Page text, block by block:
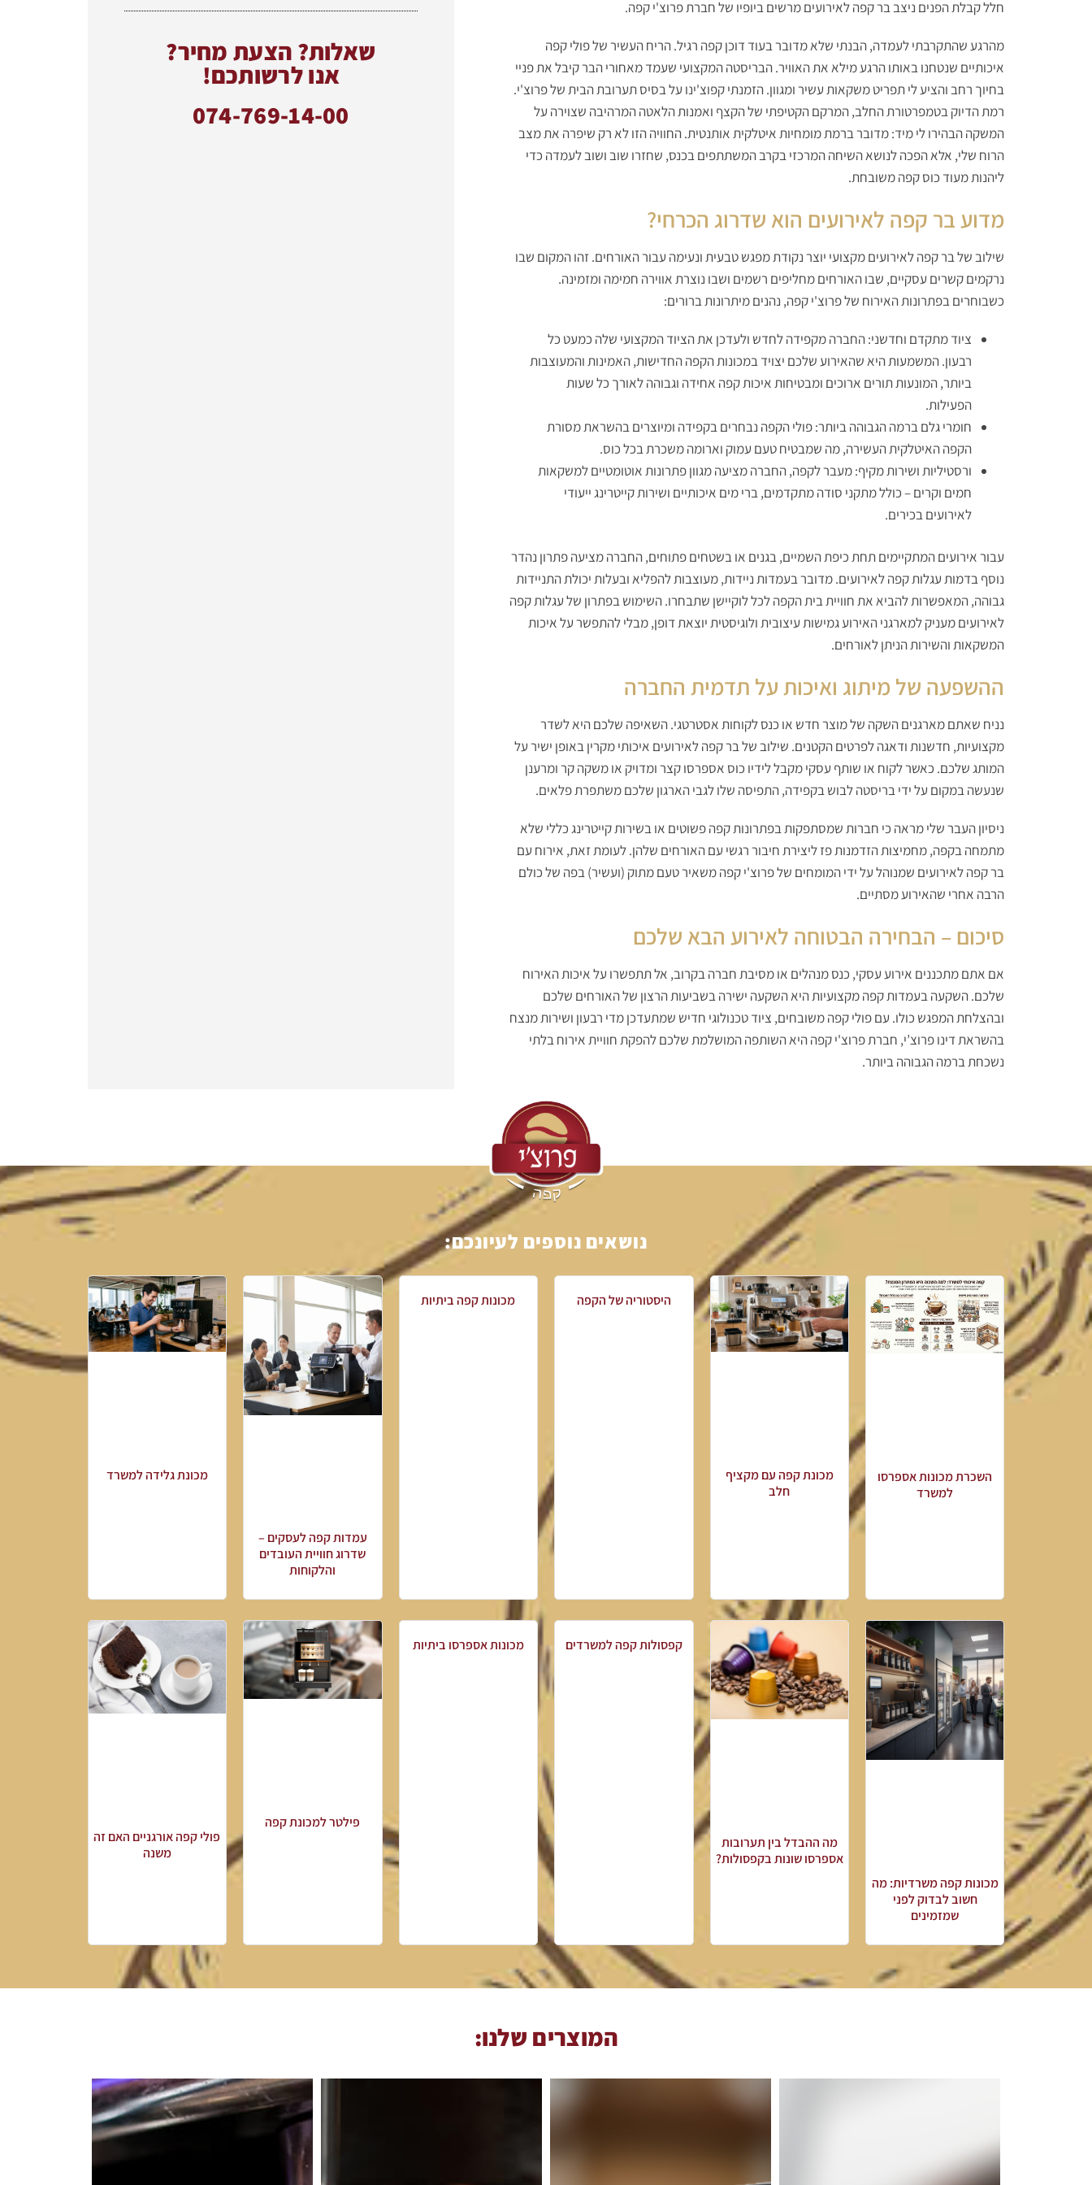
חלל קבלת הפנים ניצב בר קפה לאירועים מרשים ביופיו של חברת פרוצ'י קפה.
מהרגע שהתקרבתי לעמדה, הבנתי שלא מדובר בעוד דוכן קפה רגיל. הריח העשיר של פולי קפה
איכותיים שנטחנו באותו הרגע מילא את האוויר. הבריסטה המקצועי שעמד מאחורי הבר קיבל את פניי
בחיוך רחב והציע לי תפריט משקאות עשיר ומגוון. הזמנתי קפוצ'ינו על בסיס תערובת הבית של פרוצ'י.
רמת הדיוק בטמפרטורת החלב, המרקם הקטיפתי של הקצף ואמנות הלאטה המרהיבה שצוירה על
המשקה הבהירו לי מיד: מדובר ברמת מומחיות איטלקית אותנטית. החוויה הזו לא רק שיפרה את מצב
הרוח שלי, אלא הפכה לנושא השיחה המרכזי בקרב המשתתפים בכנס, שחזרו שוב ושוב לעמדה כדי
ליהנות מעוד כוס קפה משובחת.
מדוע בר קפה לאירועים הוא שדרוג הכרחי?
שילוב של בר קפה לאירועים מקצועי יוצר נקודת מפגש טבעית ונעימה עבור האורחים. זהו המקום שבו
נרקמים קשרים עסקיים, שבו האורחים מחליפים רשמים ושבו נוצרת אווירה חמימה ומזמינה.
כשבוחרים בפתרונות האירוח של פרוצ'י קפה, נהנים מיתרונות ברורים:
ציוד מתקדם וחדשני: החברה מקפידה לחדש ולעדכן את הציוד המקצועי שלה כמעט כל
רבעון. המשמעות היא שהאירוע שלכם יצויד במכונות הקפה החדישות, האמינות והמעוצבות
ביותר, המונעות תורים ארוכים ומבטיחות איכות קפה אחידה וגבוהה לאורך כל שעות
הפעילות.
חומרי גלם ברמה הגבוהה ביותר: פולי הקפה נבחרים בקפידה ומיוצרים בהשראת מסורת
הקפה האיטלקית העשירה, מה שמבטיח טעם עמוק וארומה משכרת בכל כוס.
ורסטיליות ושירות מקיף: מעבר לקפה, החברה מציעה מגוון פתרונות אוטומטיים למשקאות
חמים וקרים – כולל מתקני סודה מתקדמים, ברי מים איכותיים ושירות קייטרינג ייעודי
לאירועים בכירים.
עבור אירועים המתקיימים תחת כיפת השמיים, בגנים או בשטחים פתוחים, החברה מציעה פתרון נהדר
נוסף בדמות עגלות קפה לאירועים. מדובר בעמדות ניידות, מעוצבות להפליא ובעלות יכולת התניידות
גבוהה, המאפשרות להביא את חוויית בית הקפה לכל לוקיישן שתבחרו. השימוש בפתרון של עגלות קפה
לאירועים מעניק למארגני האירוע גמישות עיצובית ולוגיסטית יוצאת דופן, מבלי להתפשר על איכות
המשקאות והשירות הניתן לאורחים.
ההשפעה של מיתוג ואיכות על תדמית החברה
נניח שאתם מארגנים השקה של מוצר חדש או כנס לקוחות אסטרטגי. השאיפה שלכם היא לשדר
מקצועיות, חדשנות ודאגה לפרטים הקטנים. שילוב של בר קפה לאירועים איכותי מקרין באופן ישיר על
המותג שלכם. כאשר לקוח או שותף עסקי מקבל לידיו כוס אספרסו קצר ומדויק או משקה קר ומרענן
שנעשה במקום על ידי בריסטה לבוש בקפידה, התפיסה שלו לגבי הארגון שלכם משתפרת פלאים.
ניסיון העבר שלי מראה כי חברות שמסתפקות בפתרונות קפה פשוטים או בשירות קייטרינג כללי שלא
מתמחה בקפה, מחמיצות הזדמנות פז ליצירת חיבור רגשי עם האורחים שלהן. לעומת זאת, אירוח עם
בר קפה לאירועים שמנוהל על ידי המומחים של פרוצ'י קפה משאיר טעם מתוק (ועשיר) בפה של כולם
הרבה אחרי שהאירוע מסתיים.
סיכום – הבחירה הבטוחה לאירוע הבא שלכם
אם אתם מתכננים אירוע עסקי, כנס מנהלים או מסיבת חברה בקרוב, אל תתפשרו על איכות האירוח
שלכם. השקעה בעמדות קפה מקצועיות היא השקעה ישירה בשביעות הרצון של האורחים שלכם
ובהצלחת המפגש כולו. עם פולי קפה משובחים, ציוד טכנולוגי חדיש שמתעדכן מדי רבעון ושירות מנצח
בהשראת דינו פרוצ’י, חברת פרוצ'י קפה היא השותפה המושלמת שלכם להפקת חוויית אירוח בלתי
נשכחת ברמה הגבוהה ביותר.
שאלות? הצעת מחיר?
אנו לרשותכם!
074-769-14-00
נושאים נוספים לעיונכם:
השכרת מכונות אספרסו
למשרד
מכונת קפה עם מקציף
חלב
היסטוריה של הקפה מכונות קפה ביתיות
עמדות קפה לעסקים –
שדרוג חוויית העובדים
והלקוחות
מכונת גלידה למשרד
מכונות קפה משרדיות: מה
חשוב לבדוק לפני
שמזמינים
מה ההבדל בין תערובות
אספרסו שונות בקפסולות?
קפסולות קפה למשרדים מכונות אספרסו ביתיות
פילטר למכונת קפה
פולי קפה אורגניים האם זה
משנה
המוצרים שלנו: